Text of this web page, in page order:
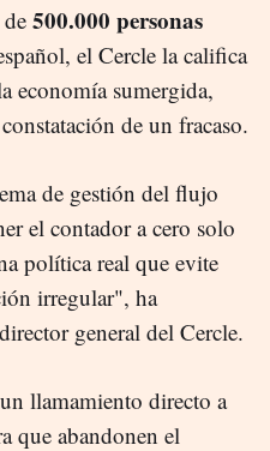
500.000 personas
el Cercle la califica
economía sumergida,
de un fracaso.
de gestión del flujo
el contador a cero solo
política real que evite
irregular", ha
general del Cercle.
llamamiento directo a
que abandonen el